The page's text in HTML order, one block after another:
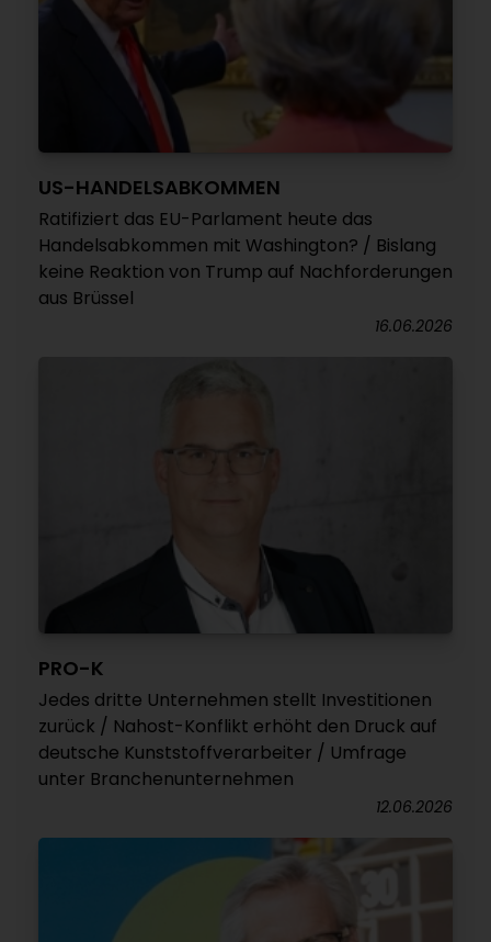
US-HANDELSABKOMMEN
Ratifiziert das EU-Parlament heute das
Handelsabkommen mit Washington? / Bislang
keine Reaktion von Trump auf Nachforderungen
aus Brüssel
16.06.2026
PRO-K
Jedes dritte Unternehmen stellt Investitionen
zurück / Nahost-Konflikt erhöht den Druck auf
deutsche Kunststoffverarbeiter / Umfrage
unter Branchenunternehmen
12.06.2026